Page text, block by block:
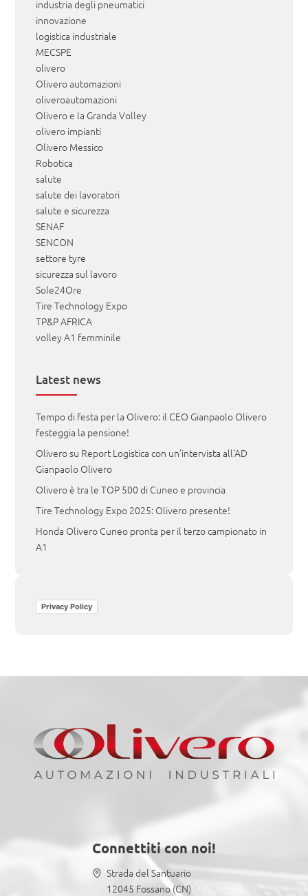
industria degli pneumatici
innovazione
logistica industriale
MECSPE
olivero
Olivero automazioni
oliveroautomazioni
Olivero e la Granda Volley
olivero impianti
Olivero Messico
Robotica
salute
salute dei lavoratori
salute e sicurezza
SENAF
SENCON
settore tyre
sicurezza sul lavoro
Sole24Ore
Tire Technology Expo
TP&P AFRICA
volley A1 femminile
Latest news
Tempo di festa per la Olivero: il CEO Gianpaolo Olivero
festeggia la pensione!
Olivero su Report Logistica con un’intervista all’AD
Gianpaolo Olivero
Olivero è tra le TOP 500 di Cuneo e provincia
Tire Technology Expo 2025: Olivero presente!
Honda Olivero Cuneo pronta per il terzo campionato in
A1
Privacy Policy
Connettiti con noi!
Strada del Santuario
12045 Fossano (CN)